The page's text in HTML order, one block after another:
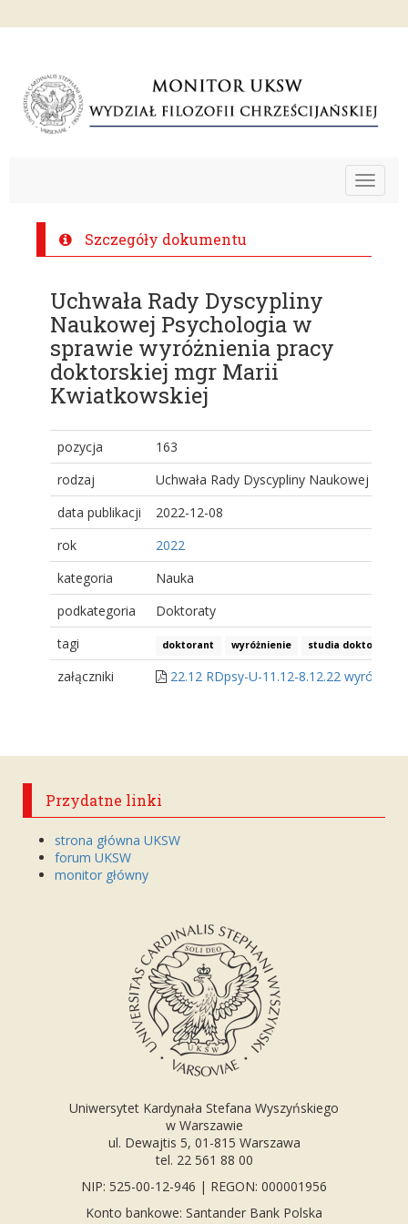
Toggle
Szczegóły dokumentu
Uchwała Rady Dyscypliny
Naukowej Psychologia w
sprawie wyróżnienia pracy
doktorskiej mgr Marii
Kwiatkowskiej
pozycja
163
rodzaj
Uchwała Rady Dyscypliny Naukowej
data publikacji
2022-12-08
rok
2022
kategoria
Nauka
podkategoria
Doktoraty
tagi
doktorant wyróżnienie studia
załączniki 22.12 RDpsy-U-11.12-8.12.22 wyróżnie
Przydatne linki
strona główna UKSW
forum UKSW
monitor główny
Uniwersytet Kardynała Stefana Wyszyńskiego
w Warszawie
ul. Dewajtis 5, 01-815 Warszawa
tel. 22 561 88 00
NIP: 525-00-12-946 | REGON: 000001956
Konto bankowe: Santander Bank Polska